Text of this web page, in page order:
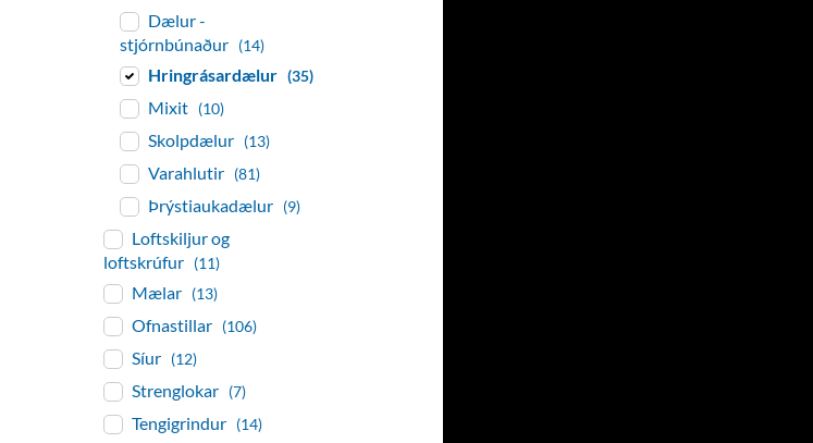
Dælur -
stjórnbúnaður (14)
Hringrásardælur (35)
Mixit (10)
Skolpdælur (13)
Varahlutir (81)
Þrýstiaukadælur (9)
Loftskiljur og
loftskrúfur (11)
Mælar (13)
Ofnastillar (106)
Síur (12)
Strenglokar (7)
Tengigrindur (14)